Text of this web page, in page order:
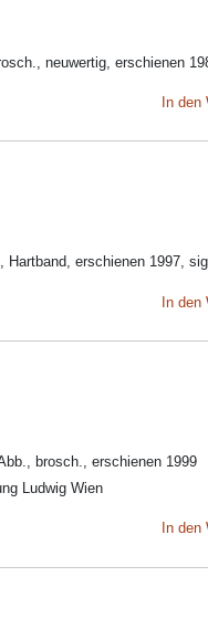
neuwertig, erschienen
In den
Hartband, erschienen 1997,
In den
brosch., erschienen 1999
Ludwig Wien
In den